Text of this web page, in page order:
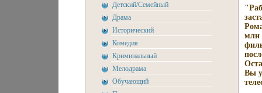
Детский/Семейный
Драма
Исторический
Комедия
Криминальный
Мелодрама
Обучающий
млн
Вы